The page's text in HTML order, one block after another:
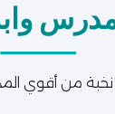
نخبة من أقوي